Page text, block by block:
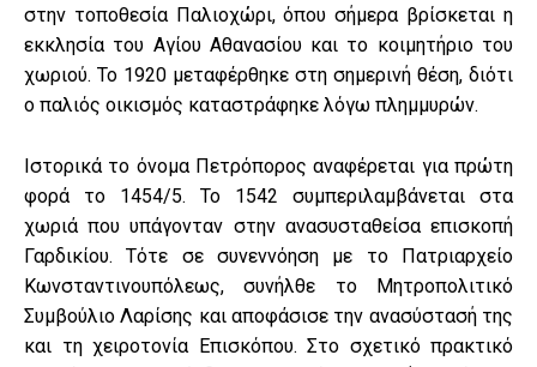
στην τοποθεσία Παλιοχώρι, όπου σήμερα βρίσκεται η
εκκλησία του Αγίου Αθανασίου και το κοιμητήριο του
χωριού. Το 1920 μεταφέρθηκε στη σημερινή θέση, διότι
ο παλιός οικισμός καταστράφηκε λόγω πλημμυρών.
Ιστορικά το όνομα Πετρόπορος αναφέρεται για πρώτη
φορά το 1454/5. Το 1542 συμπεριλαμβάνεται στα
χωριά που υπάγονταν στην ανασυσταθείσα επισκοπή
Γαρδικίου. Τότε σε συνεννόηση με το Πατριαρχείο
Κωνσταντινουπόλεως, συνήλθε το Μητροπολιτικό
Συμβούλιο Λαρίσης και αποφάσισε την ανασύστασή της
και τη χειροτονία Επισκόπου. Στο σχετικό πρακτικό